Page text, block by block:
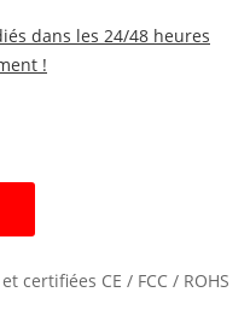
dans les 24/48 heures
!
certifiées CE / FCC / ROHS